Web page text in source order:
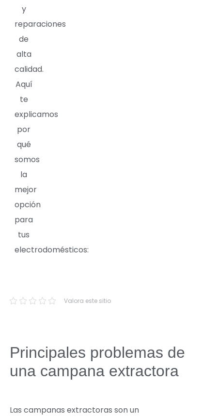
y
reparaciones
de
alta
calidad.
Aquí
te
explicamos
por
qué
somos
la
mejor
opción
para
tus
electrodomésticos:
Valora este sitio
Principales problemas de
una campana extractora
Las campanas extractoras son un